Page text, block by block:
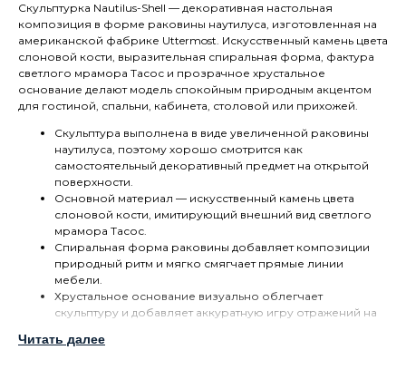
Скульптурка Nautilus-Shell — декоративная настольная
композиция в форме раковины наутилуса, изготовленная на
американской фабрике Uttermost. Искусственный камень цвета
слоновой кости, выразительная спиральная форма, фактура
светлого мрамора Тасос и прозрачное хрустальное
основание делают модель спокойным природным акцентом
для гостиной, спальни, кабинета, столовой или прихожей.
Скульптура выполнена в виде увеличенной раковины
наутилуса, поэтому хорошо смотрится как
самостоятельный декоративный предмет на открытой
поверхности.
Основной материал — искусственный камень цвета
слоновой кости, имитирующий внешний вид светлого
мрамора Тасос.
Спиральная форма раковины добавляет композиции
природный ритм и мягко смягчает прямые линии
мебели.
Хрустальное основание визуально облегчает
скульптуру и добавляет аккуратную игру отражений на
Размер около 28 × 19 × 22 см позволяет использовать
Читать далее